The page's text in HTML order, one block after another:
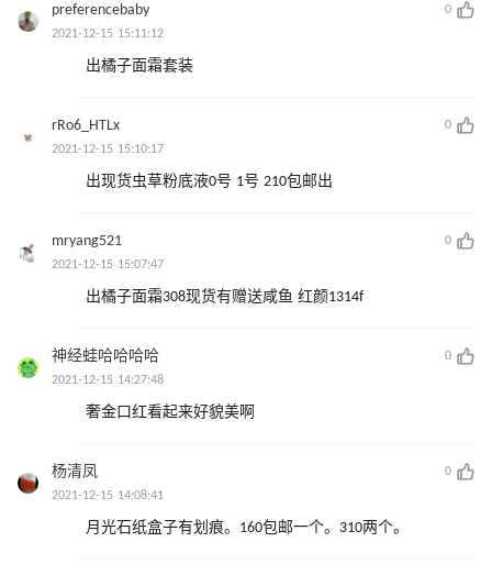
preferencebaby
0
2021-12-15 15:11:12
出橘子面霜套装
rRo6_HTLx
0
2021-12-15 15:10:17
出现货虫草粉底液0号 1号 210包邮出
mryang521
0
2021-12-15 15:07:47
出橘子面霜308现货有赠送咸鱼 红颜1314f
神经蛙哈哈哈哈
0
2021-12-15 14:27:48
奢金口红看起来好貌美啊
杨清凤
0
2021-12-15 14:08:41
月光石纸盒子有划痕。160包邮一个。310两个。